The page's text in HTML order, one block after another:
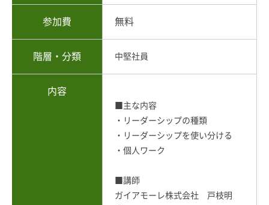
参加費 無料
階層・分類 中堅社員
内容
■主な内容
・リーダーシップの種類
・リーダーシップを使い分ける
・個人ワーク
■講師
ガイアモーレ株式会社 戸枝明